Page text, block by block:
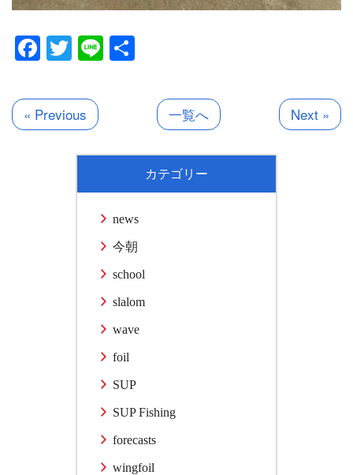
Facebook
Twitter
Line
« Previous 一覧へ Next »
カテゴリー
news
今朝
school
slalom
wave
foil
SUP
SUP Fishing
forecasts
wingfoil